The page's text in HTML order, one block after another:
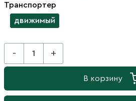
Транспортер
движимый
- +
В корзину